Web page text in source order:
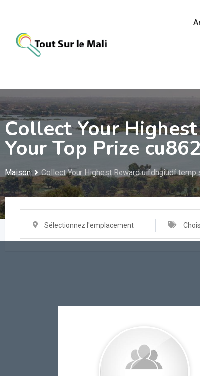
contenu
Collect Your
Your Top Prize
Maison Collect Your Highest Reward
Sélectionnez l'emplacement